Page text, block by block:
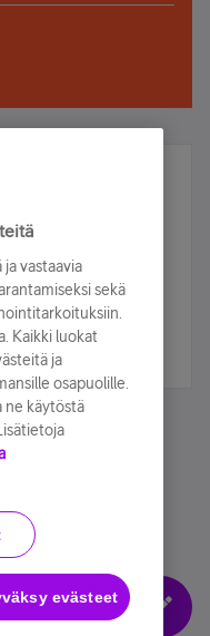
voita!
arvonnassa.
statement
vastaavia
sekä
Kaikki luokat
ja
osapuolille.
ne käytöstä
evästeet